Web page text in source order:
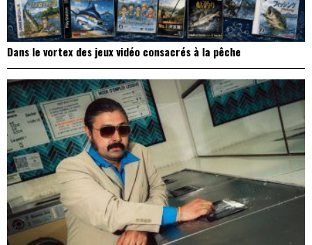
Dans le vortex des jeux vidéo consacrés à la pêche